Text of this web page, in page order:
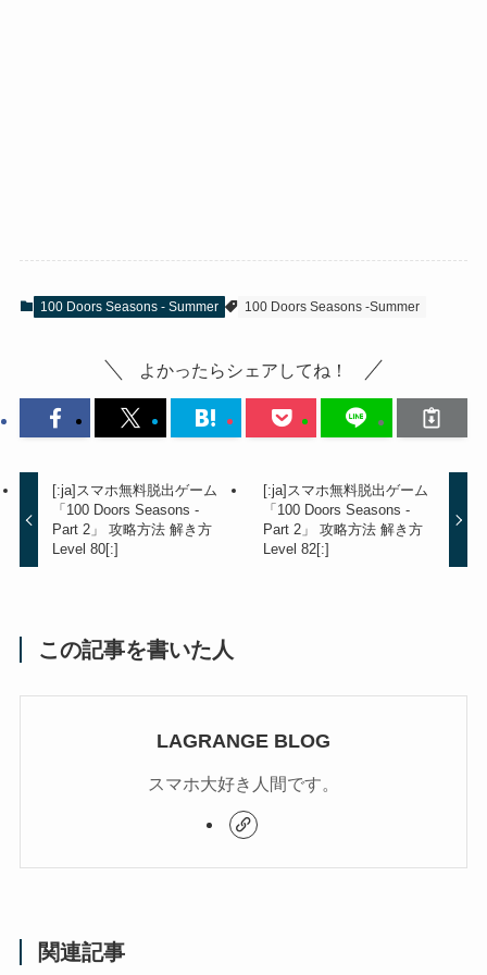
100 Doors Seasons - Summer 100 Doors Seasons -Summer
よかったらシェアしてね！
[:ja]スマホ無料脱出ゲーム
「100 Doors Seasons -
Part 2」 攻略方法 解き方
Level 80[:]
[:ja]スマホ無料脱出ゲーム
「100 Doors Seasons -
Part 2」 攻略方法 解き方
Level 82[:]
この記事を書いた人
LAGRANGE BLOG
スマホ大好き人間です。
関連記事